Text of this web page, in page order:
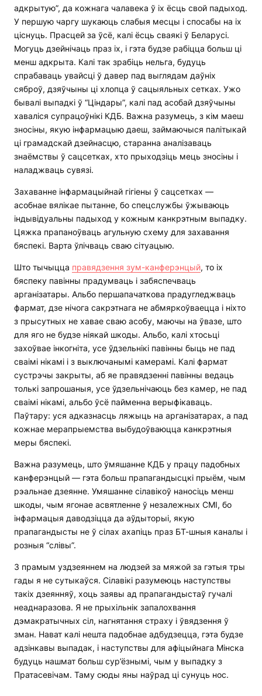
адкрытую”, да кожнага чалавека ў іх ёсць свой падыход.
У першую чаргу шукаюць слабыя месцы і спосабы на іх
ціснуць. Прасцей за ўсё, калі ёсць сваякі ў Беларусі.
Могуць дзейнічаць праз іх, і гэта будзе рабіцца больш ці
менш адкрыта. Калі так зрабіць нельга, будуць
спрабаваць увайсці ў давер пад выглядам даўніх
сяброў, дзяўчыны ці хлопца ў сацыяльных сетках. Ужо
бывалі выпадкі ў “Ціндары”, калі пад асобай дзяўчыны
хаваліся супрацоўнікі КДБ. Важна разумець, з кім маеш
зносіны, якую інфармацыю даеш, займаючыся палітыкай
ці грамадскай дзейнасцю, старанна аналізаваць
знаёмствы ў сацсетках, хто прыходзіць мець зносіны і
наладжваць сувязі.
Захаванне інфармацыйнай гігіены ў сацсетках —
асобнае вялікае пытанне, бо спецслужбы ўжываюць
індывідуальны падыход у кожным канкрэтным выпадку.
Цяжка прапаноўваць агульную схему для захавання
бяспекі. Варта ўлічваць сваю сітуацыю.
Што тычыцца правядзення зум-канферэнцый, то іх
бяспеку павінны прадумваць і забяспечваць
арганізатары. Альбо першапачаткова прадугледжваць
фармат, дзе нічога сакрэтнага не абмяркоўваецца і ніхто
з прысутных не хавае сваю асобу, маючы на ўвазе, што
для яго не будзе ніякай шкоды. Альбо, калі хтосьці
захоўвае інкогніта, усе ўдзельнікі павінны быць не пад
сваімі нікамі і з выключанымі камерамі. Калі фармат
сустрэчы закрыты, аб яе правядзенні павінны ведаць
толькі запрошаныя, усе ўдзельнічаюць без камер, не пад
сваімі нікамі, альбо ўсё пайменна верыфікаваць.
Паўтару: уся адказнасць ляжыць на арганізатарах, а пад
кожнае мерапрыемства выбудоўваюцца канкрэтныя
меры бяспекі.
Важна разумець, што ўмяшанне КДБ у працу падобных
канферэнцый — гэта больш прапагандысцкі прыём, чым
рэальнае дзеянне. Умяшанне сілавікоў наносіць менш
шкоды, чым ягонае асвятленне ў незалежных СМІ, бо
інфармацыя даводзіцца да аўдыторыі, якую
прапагандысты не ў сілах ахапіць праз БТ-шныя каналы і
розныя “слівы”.
З прамым уздзеяннем на людзей за мяжой за гэтыя тры
гады я не сутыкаўся. Сілавікі разумеюць наступствы
такіх дзеянняў, хоць заявы ад прапагандыстаў гучалі
неаднаразова. Я не прыхільнік запалохвання
дэмакратычных сіл, нагнятання страху і ўвядзення ў
зман. Нават калі нешта падобнае адбудзецца, гэта будзе
адзінкавы выпадак, і наступствы для афіцыйнага Мінска
будуць нашмат больш сур’ёзнымі, чым у выпадку з
Пратасевічам. Таму сюды яны наўрад ці сунуць нос.